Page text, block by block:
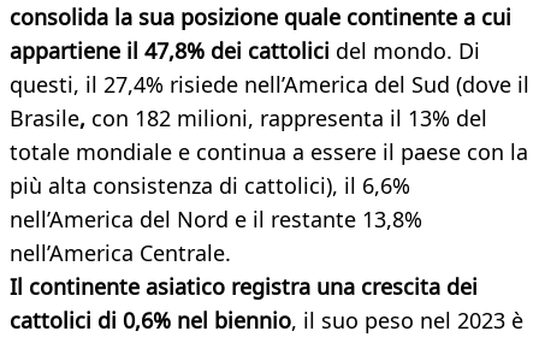
consolida la sua posizione quale continente a cui
appartiene il 47,8% dei cattolici del mondo. Di
questi, il 27,4% risiede nell’America del Sud (dove il
Brasile, con 182 milioni, rappresenta il 13% del
totale mondiale e continua a essere il paese con la
più alta consistenza di cattolici), il 6,6%
nell’America del Nord e il restante 13,8%
nell’America Centrale.
Il continente asiatico registra una crescita dei
cattolici di 0,6% nel biennio, il suo peso nel 2023 è